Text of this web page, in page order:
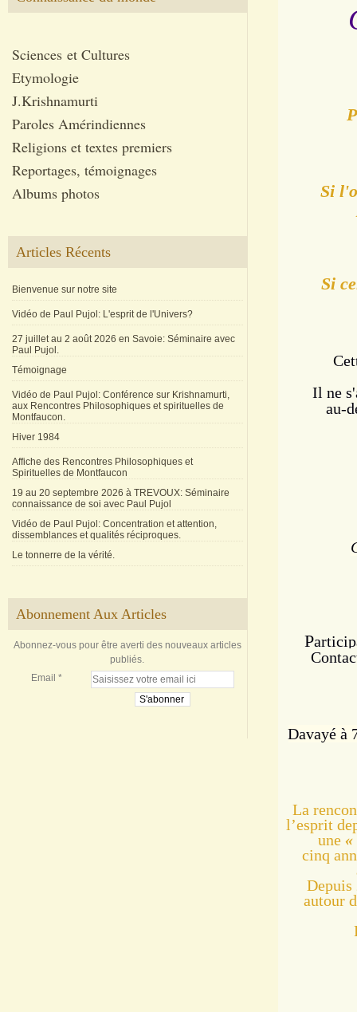
Sciences et Cultures
Etymologie
J.Krishnamurti
Paroles Amérindiennes
Religions et textes premiers
Reportages, témoignages
Albums photos
Articles Récents
Bienvenue sur notre site
Vidéo de Paul Pujol: L'esprit de l'Univers?
27 juillet au 2 août 2026 en Savoie: Séminaire avec
Paul Pujol.
Témoignage
Vidéo de Paul Pujol: Conférence sur Krishnamurti,
aux Rencontres Philosophiques et spirituelles de
Montfaucon.
Hiver 1984
Affiche des Rencontres Philosophiques et
Spirituelles de Montfaucon
19 au 20 septembre 2026 à TREVOUX: Séminaire
connaissance de soi avec Paul Pujol
Vidéo de Paul Pujol: Concentration et attention,
dissemblances et qualités réciproques.
Le tonnerre de la vérité.
Abonnement Aux Articles
Abonnez-vous pour être averti des nouveaux articles
publiés.
Email
Si
Si
Il ne
au-
P
Davayé à
La
l’esprit
une «
cinq
Depuis
autour